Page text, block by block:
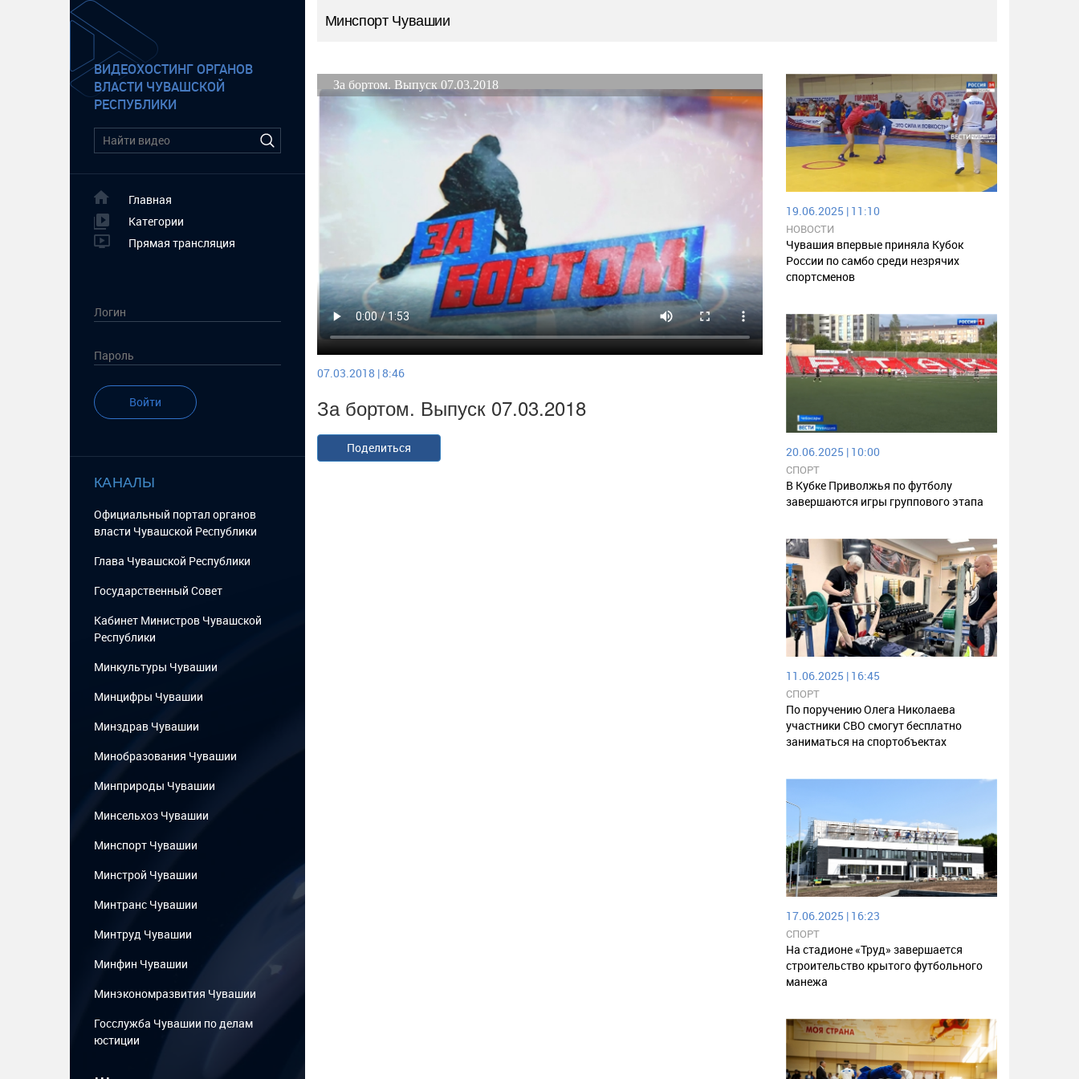
ВИДЕОХОСТИНГ ОРГАНОВ
ВЛАСТИ ЧУВАШСКОЙ
РЕСПУБЛИКИ
Главная
Категории
Прямая трансляция
Войти
КАНАЛЫ
Официальный портал органов
власти Чувашской Республики
Глава Чувашской Республики
Государственный Cовет
Кабинет Министров Чувашской
Республики
Минкультуры Чувашии
Минцифры Чувашии
Минздрав Чувашии
Минобразования Чувашии
Минприроды Чувашии
Минсельхоз Чувашии
Минспорт Чувашии
Минстрой Чувашии
Минтранс Чувашии
Минтруд Чувашии
Минфин Чувашии
Минэкономразвития Чувашии
Госслужба Чувашии по делам
юстиции
...
Минспорт Чувашии
07.03.2018 | 8:46
За бортом. Выпуск 07.03.2018
Поделиться
19.06.2025 | 11:10
НОВОСТИ
Чувашия впервые приняла Кубок
России по самбо среди незрячих
спортсменов
20.06.2025 | 10:00
СПОРТ
В Кубке Приволжья по футболу
завершаются игры группового этапа
11.06.2025 | 16:45
СПОРТ
По поручению Олега Николаева
участники СВО смогут бесплатно
заниматься на спортобъектах
17.06.2025 | 16:23
СПОРТ
На стадионе «Труд» завершается
строительство крытого футбольного
манежа